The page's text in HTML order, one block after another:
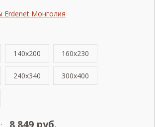
Erdenet Монголия
140x200 160x230
240x340 300x400
8 849 руб.